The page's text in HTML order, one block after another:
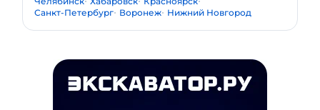
Санкт-Петербург Воронеж Нижний Новгород